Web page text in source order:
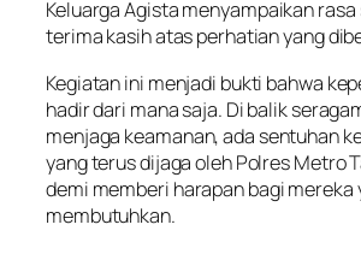
Keluarga Agista menyampaikan
terima kasih atas perhatian yang
Kegiatan ini menjadi bukti bahwa
hadir dari mana saja. Di balik
menjaga keamanan, ada sentuhan
yang terus dijaga oleh Polres Metro
demi memberi harapan bagi mereka
membutuhkan.